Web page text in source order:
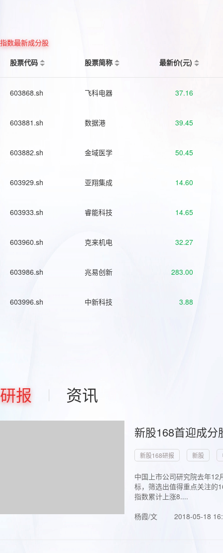
指数最新成分股
股票代码
股票简称 最新价(元)
603868.sh 飞科电器 37.16
603881.sh 数据港 39.45
603882.sh 金域医学 50.45
603929.sh 亚翔集成 14.60
603933.sh 睿能科技 14.65
603960.sh 克来机电 32.27
603986.sh 兆易创新 283.00
603996.sh 中新科技 3.88
研报 资讯
新股168首迎成
新股168研报 新股
中国上市公司研究院去年
标，筛选出值得重点关注的
指数累计上涨8....
杨霞/文
2018-05-18